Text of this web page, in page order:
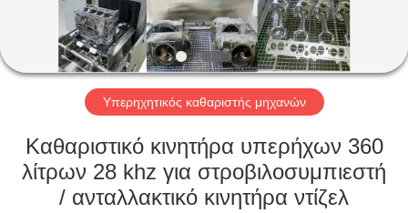
ΠΕΡΊΠΟΥ
ΓΎΡΟΣ
ΕΡΓΟΣΤΑΣΊΩΝ
Υπερηχητικός καθαριστής μηχανών
Καθαριστικό κινητήρα υπερήχων 360
λίτρων 28 khz για στροβιλοσυμπιεστή
/ ανταλλακτικό κινητήρα ντίζελ